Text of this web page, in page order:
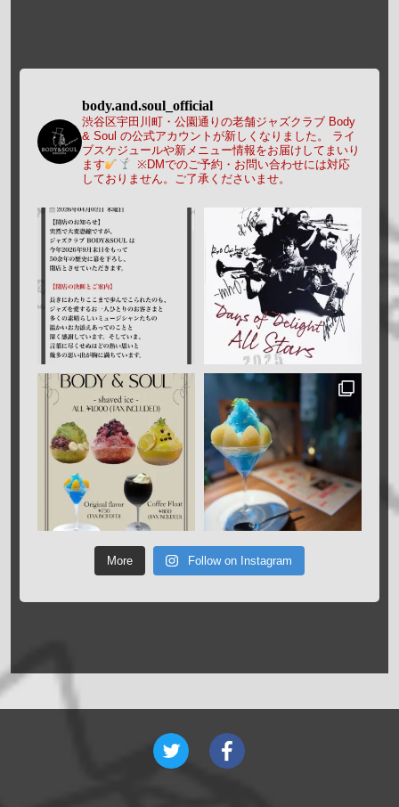
body.and.soul_official
渋谷区宇田川町・公園通りの老舗ジャズクラブ Body
& Soul の公式アカウントが新しくなりました。
ライ
ブスケジュールや新メニュー情報をお届けしてまいり
ます
※DMでのご予約・お問い合わせには対応
しておりません。ご了承くださいませ。
More Follow on Instagram